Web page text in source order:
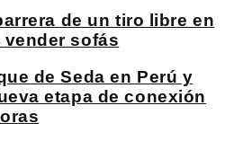
de un tiro libre en
vender sofás
de Seda en Perú y
etapa de conexión